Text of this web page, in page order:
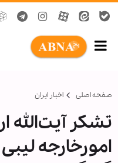
صفحه اصلی اخبار ایران
تشکر آیت‌الله
امورخارجه